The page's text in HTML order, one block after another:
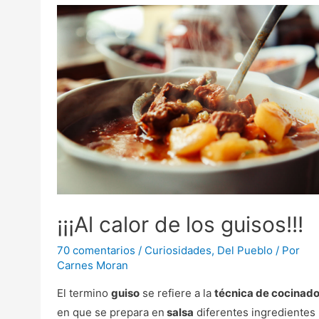
¡¡¡Al calor de los guisos!!!
70 comentarios / Curiosidades, Del Pueblo/ Por
Carnes Moran
El termino guisose refiere a la técnica de cocinado
en que se prepara en salsa diferentes ingredientes